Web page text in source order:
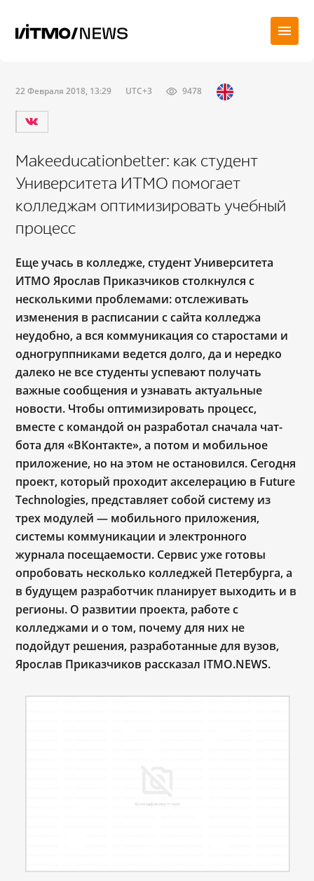
22 Февраля 2018, 13:29 UTC+3 9478
Makeeducationbetter: как студент
Университета ИТМО помогает
колледжам оптимизировать учебный
процесс
Еще учась в колледже, студент Университета
ИТМО Ярослав Приказчиков столкнулся с
несколькими проблемами: отслеживать
изменения в расписании с сайта колледжа
неудобно, а вся коммуникация со старостами и
одногруппниками ведется долго, да и нередко
далеко не все студенты успевают получать
важные сообщения и узнавать актуальные
новости. Чтобы оптимизировать процесс,
вместе с командой он разработал сначала чат-
бота для «ВКонтакте», а потом и мобильное
приложение, но на этом не остановился. Сегодня
проект, который проходит акселерацию в Future
Technologies, представляет собой систему из
трех модулей — мобильного приложения,
системы коммуникации и электронного
журнала посещаемости. Сервис уже готовы
опробовать несколько колледжей Петербурга, а
в будущем разработчик планирует выходить и в
регионы. О развитии проекта, работе с
колледжами и о том, почему для них не
подойдут решения, разработанные для вузов,
Ярослав Приказчиков рассказал ITMO.NEWS.